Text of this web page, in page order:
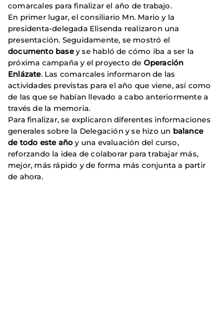
comarcales para finalizar el año de trabajo.
En primer lugar, el consiliario Mn. Mario y la
presidenta-delegada Elisenda realizaron una
presentación. Seguidamente, se mostró el
documento basey se habló de cómo iba a ser la
próxima campaña y el proyecto de Operación
Enlázate. Las comarcales informaron de las
actividades previstas para el año que viene, así como
de las que se habían llevado a cabo anteriormente a
través de la memoria.
Para finalizar, se explicaron diferentes informaciones
generales sobre la Delegación y se hizo un balance
de todo este año y una evaluación del curso,
reforzando la idea de colaborar para trabajar más,
mejor, más rápido y de forma más conjunta a partir
de ahora.